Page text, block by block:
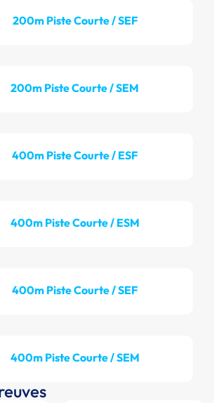
200m Piste Courte / SEF
200m Piste Courte / SEM
400m Piste Courte / ESF
400m Piste Courte / ESM
400m Piste Courte / SEF
400m Piste Courte / SEM